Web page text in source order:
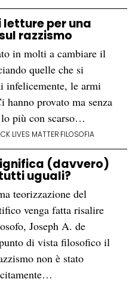
letture per una
razzismo
in molti a cambiare il
quelle che si
infelicemente, le armi
hanno provato ma senza
più con scarso…
LIVES MATTER·FILOSOFIA
(davvero)
uguali?
teorizzazione del
venga fatta risalire
Joseph A. de
di vista filosofico il
non è stato